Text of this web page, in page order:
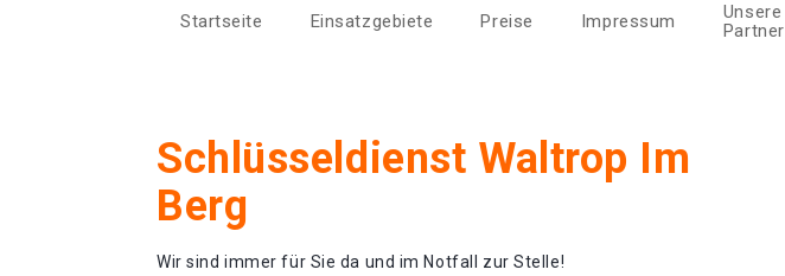
Startseite Einsatzgebiete Preise Impressum
Unsere
Partner
Schlüsseldienst Waltrop Im
Berg
Wir sind immer für Sie da und im Notfall zur Stelle!